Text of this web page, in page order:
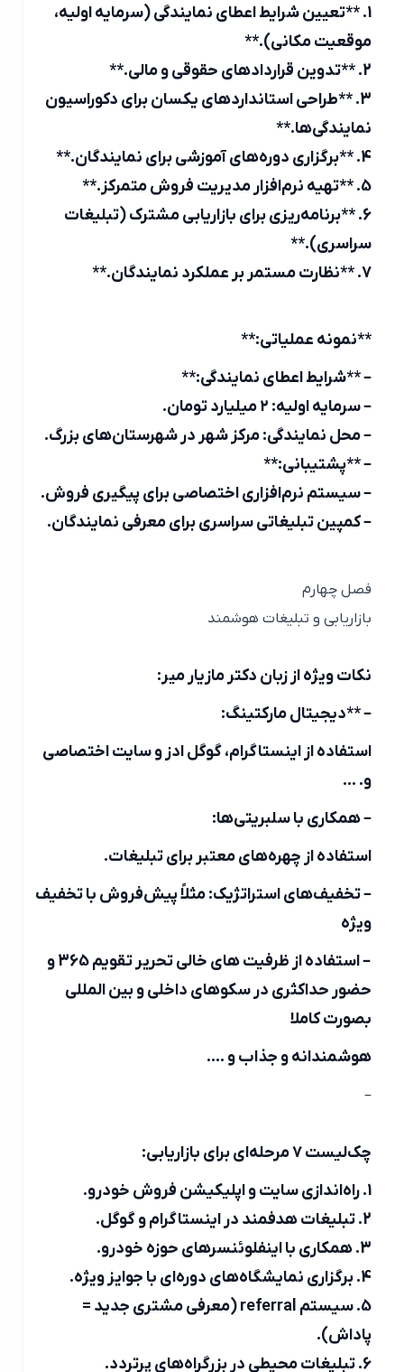
1. **تعیین شرایط اعطای نمایندگی (سرمایه اولیه،
موقعیت مکانی).**
3. **طراحی استانداردهای یکسان برای دکوراسیون
نمایندگی‌ها.**
6. **برنامه‌ریزی برای بازاریابی مشترک (تبلیغات
سراسری).**
**نمونه عملیاتی:**
– **شرایط اعطای نمایندگی:**
– سرمایه اولیه: ۲ میلیارد تومان.
– محل نمایندگی: مرکز شهر در شهرستان‌های بزرگ.
– **پشتیبانی:**
– سیستم نرم‌افزاری اختصاصی برای پیگیری فروش.
– کمپین تبلیغاتی سراسری برای معرفی نمایندگان.
فصل چهارم
بازاریابی و تبلیغات هوشمند
نکات ویژه از زبان دکتر مازیار میر:
– **دیجیتال مارکتینگ:
استفاده از اینستاگرام، گوگل ادز و سایت اختصاصی
و. …
– همکاری با سلبریتی‌ها:
استفاده از چهره‌های معتبر برای تبلیغات.
– تخفیف‌های استراتژیک: مثلاً پیش‌فروش با تخفیف
ویژه
– استفاده از ظرفیت های خالی تحریر تقویم 365 و
حضور حداکثری در سکوهای داخلی و بین المللی
بصورت کاملا
هوشمندانه و جذاب و ….
چک‌لیست ۷ مرحله‌ای برای بازاریابی:
5. سیستم referral (معرفی مشتری جدید =
پاداش).